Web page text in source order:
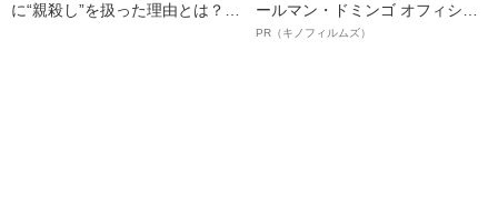
に“親殺し”を扱った理由とは？
ールマン・ドミンゴ オフィシャ
ルインタビュー“観客を魅了した
PR（キノフィルムズ）